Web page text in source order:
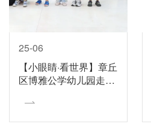
25-06
【小眼睛·看世界】章丘
区博雅公学幼儿园走进
普馆